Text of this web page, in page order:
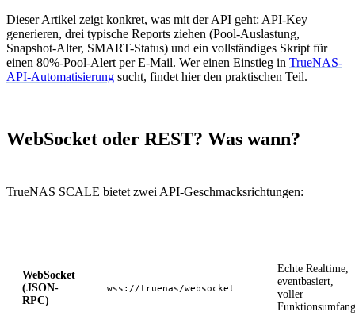
Dieser Artikel zeigt konkret, was mit der API geht: API-Key
generieren, drei typische Reports ziehen (Pool-Auslastung,
Snapshot-Alter, SMART-Status) und ein vollständiges Skript für
einen 80%-Pool-Alert per E-Mail. Wer einen Einstieg in TrueNAS-
API-Automatisierung sucht, findet hier den praktischen Teil.
WebSocket oder REST? Was wann?
TrueNAS SCALE bietet zwei API-Geschmacksrichtungen:
WebSocket
(JSON-
RPC)
wss://truenas/websocket
Echte Realtime,
eventbasiert,
voller
Funktionsumfang